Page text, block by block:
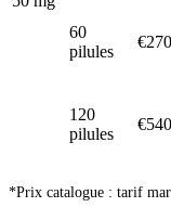
60
pilules
120
pilules
*Prix catalogue : tarif